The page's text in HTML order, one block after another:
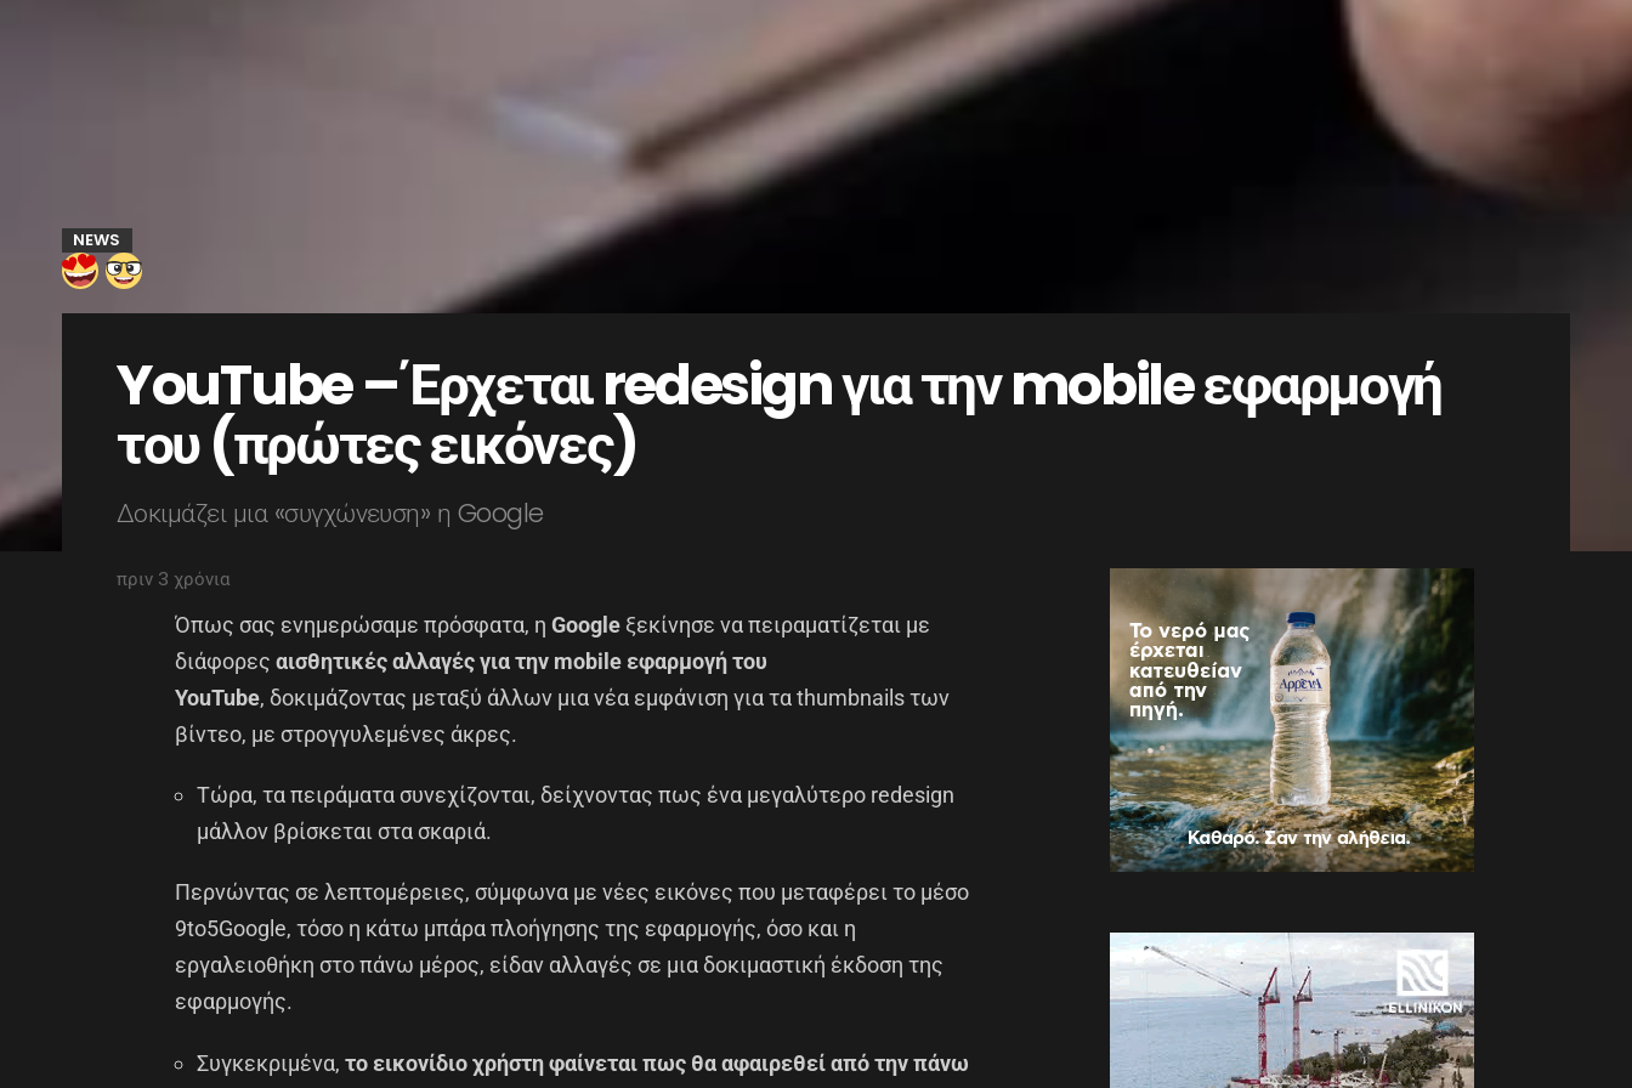
NEWS
YouTube – Έρχεται redesign για την mobile εφαρμογή
του (πρώτες εικόνες)
Δοκιμάζει μια «συγχώνευση» η Google
πριν 3 χρόνια
Όπως σας ενημερώσαμε πρόσφατα, η Google ξεκίνησε να πειραματίζεται με
διάφορες αισθητικές αλλαγές για την mobile εφαρμογή του
YouTube, δοκιμάζοντας μεταξύ άλλων μια νέα εμφάνιση για τα thumbnails των
βίντεο, με στρογγυλεμένες άκρες.
Τώρα, τα πειράματα συνεχίζονται, δείχνοντας πως ένα μεγαλύτερο redesign
μάλλον βρίσκεται στα σκαριά.
Περνώντας σε λεπτομέρειες, σύμφωνα με νέες εικόνες που μεταφέρει το μέσο
9to5Google, τόσο η κάτω μπάρα πλοήγησης της εφαρμογής, όσο και η
εργαλειοθήκη στο πάνω μέρος, είδαν αλλαγές σε μια δοκιμαστική έκδοση της
εφαρμογής.
Συγκεκριμένα, το εικονίδιο χρήστη φαίνεται πως θα αφαιρεθεί από την πάνω